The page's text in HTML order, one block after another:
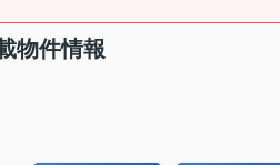
物件情報